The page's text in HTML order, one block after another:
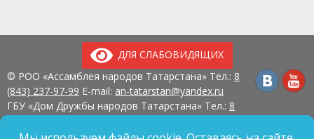
ДЛЯ СЛАБОВИДЯЩИХ
© РОО «Ассамблея народов Татарстана» Тел.: 8
(843) 237-97-99 E-mail: an-tatarstan@yandex.ru
ГБУ «Дом Дружбы народов Татарстана» Тел.: 8
420107, г. Казань, ул. Павлюхина, д. 57